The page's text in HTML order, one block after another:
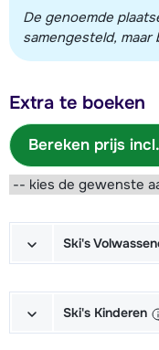
De genoemde
samengesteld, maar
Extra te boeken
Bereken prijs
Ski's
(6/7 dagen)Ski's Kinderen